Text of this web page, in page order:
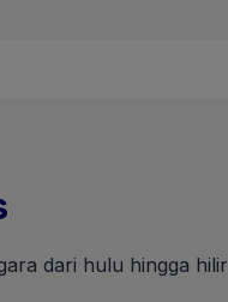
dari hulu hingga hilir